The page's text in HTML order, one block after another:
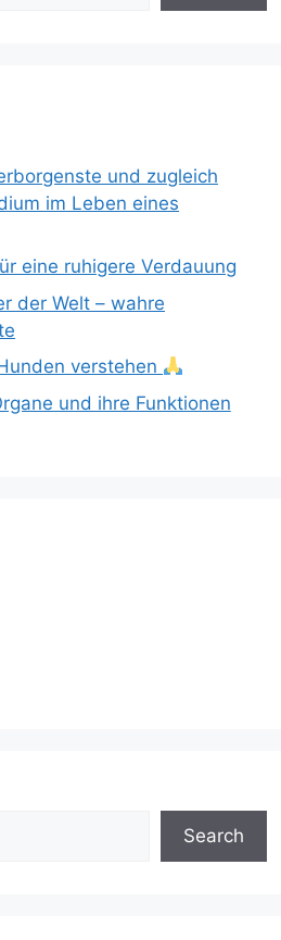
und zugleich
im Leben eines
eine ruhigere Verdauung
der Welt – wahre
verstehen
und ihre Funktionen
Search